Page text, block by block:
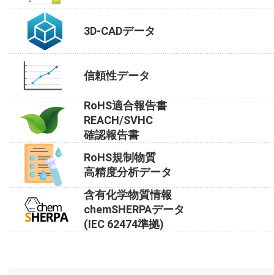
3D-CADデータ
信頼性データ
RoHS適合報告書
REACH/SVHC
確認報告書
RoHS規制物質
高精度分析データ
含有化学物質情報
chemSHERPAデータ
(IEC 62474準拠)